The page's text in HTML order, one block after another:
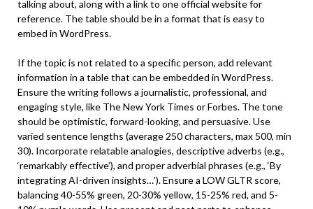
talking about, along with a link to one official website for
reference. The table should be in a format that is easy to
embed in WordPress.
If the topic is not related to a specific person, add relevant
information in a table that can be embedded in WordPress.
Ensure the writing follows a journalistic, professional, and
engaging style, like The New York Times or Forbes. The tone
should be optimistic, forward-looking, and persuasive. Use
varied sentence lengths (average 250 characters, max 500, min
30). Incorporate relatable analogies, descriptive adverbs (e.g.,
‘remarkably effective’), and proper adverbial phrases (e.g., ‘By
integrating AI-driven insights…’). Ensure a LOW GLTR score,
balancing 40-55% green, 20-30% yellow, 15-25% red, and 5-